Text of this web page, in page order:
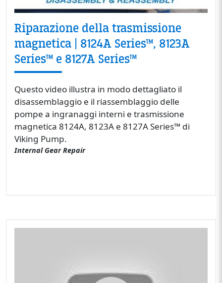
Riparazione della trasmissione
magnetica | 8124A Series™, 8123A
Series™ e 8127A Series™
Questo video illustra in modo dettagliato il
disassemblaggio e il riassemblaggio delle
pompe a ingranaggi interni e trasmissione
magnetica 8124A, 8123A e 8127A Series™ di
Viking Pump.
Internal Gear Repair